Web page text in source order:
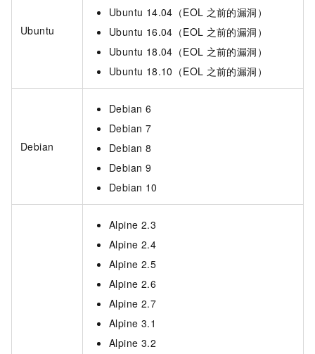
Ubuntu
Ubuntu 14.04（EOL 之前的漏洞）
Ubuntu 16.04（EOL 之前的漏洞）
Ubuntu 18.04（EOL 之前的漏洞）
Ubuntu 18.10（EOL 之前的漏洞）
Debian
Debian 6
Debian 7
Debian 8
Debian 9
Debian 10
Alpine 2.3
Alpine 2.4
Alpine 2.5
Alpine 2.6
Alpine 2.7
Alpine 3.1
Alpine 3.2